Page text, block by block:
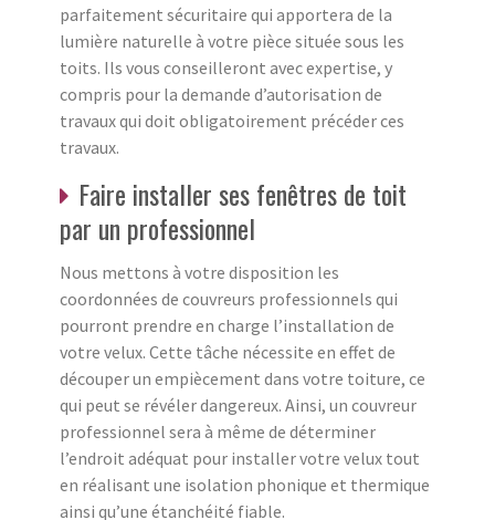
parfaitement sécuritaire qui apportera de la
lumière naturelle à votre pièce située sous les
toits. Ils vous conseilleront avec expertise, y
compris pour la demande d’autorisation de
travaux qui doit obligatoirement précéder ces
travaux.
Faire installer ses fenêtres de toit
par un professionnel
Nous mettons à votre disposition les
coordonnées de couvreurs professionnels qui
pourront prendre en charge l’installation de
votre velux. Cette tâche nécessite en effet de
découper un empiècement dans votre toiture, ce
qui peut se révéler dangereux. Ainsi, un couvreur
professionnel sera à même de déterminer
l’endroit adéquat pour installer votre velux tout
en réalisant une isolation phonique et thermique
ainsi qu’une étanchéité fiable.